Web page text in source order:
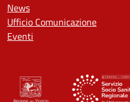
News
Ufficio Comunicazione
Eventi